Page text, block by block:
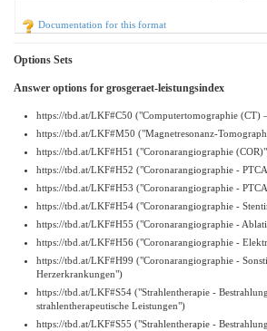
Documentation for this format
Options Sets
Answer options for grosgeraet-leistungsindex
https://tbd.at/LKF#C50 ("Computertomographie (CT)
https://tbd.at/LKF#M50 ("Magnetresonanz-
https://tbd.at/LKF#H51 ("Coronarangiographie
https://tbd.at/LKF#H52 ("Coronarangiographie -
https://tbd.at/LKF#H53 ("Coronarangiographie -
https://tbd.at/LKF#H54 ("Coronarangiographie -
https://tbd.at/LKF#H55 ("Coronarangiographie -
https://tbd.at/LKF#H56 ("Coronarangiographie -
https://tbd.at/LKF#H99 ("Coronarangiographie -
Herzerkrankungen")
https://tbd.at/LKF#S54 ("Strahlentherapie -
strahlentherapeutische Leistungen")
https://tbd.at/LKF#S55 ("Strahlentherapie -